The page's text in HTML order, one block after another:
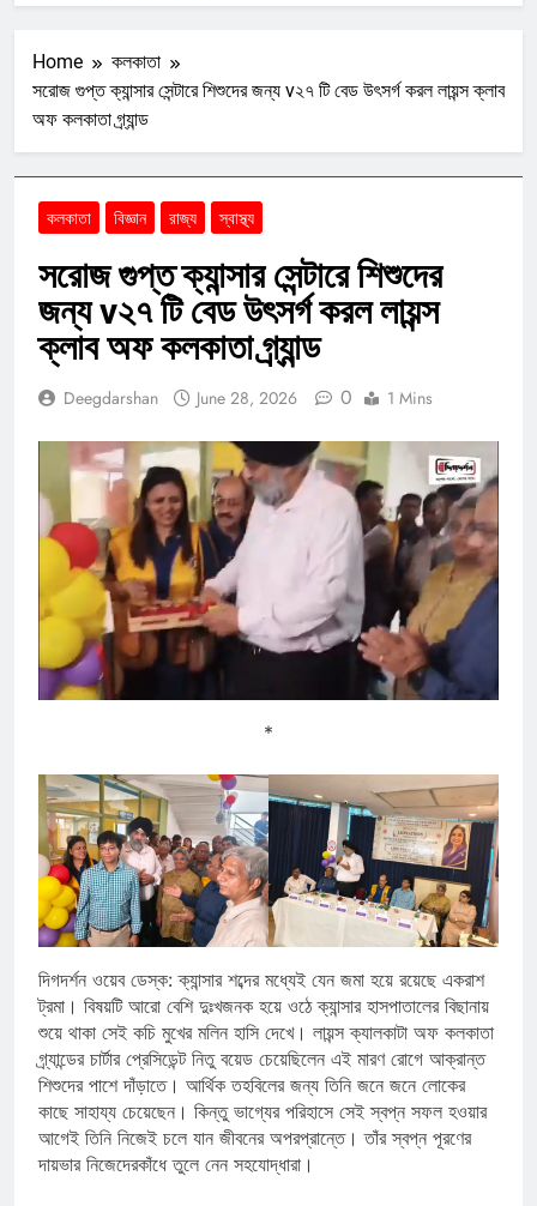
Home
কলকাতা
সরোজ গুপ্ত ক্যান্সার সেন্টারে শিশুদের জন্য v২৭ টি বেড উৎসর্গ করল লায়ন্স ক্লাব
অফ কলকাতা গ্র্যান্ড
কলকাতা বিজ্ঞান রাজ্য স্বাস্থ্য
সরোজ গুপ্ত ক্যান্সার সেন্টারে শিশুদের
জন্য v২৭ টি বেড উৎসর্গ করল লায়ন্স
ক্লাব অফ কলকাতা গ্র্যান্ড
Deegdarshan June 28, 2026 0 1 Mins
*
দিগদর্শন ওয়েব ডেস্ক: ক্যান্সার শব্দের মধ্যেই যেন জমা হয়ে রয়েছে একরাশ
ট্রমা। বিষয়টি আরো বেশি দুঃখজনক হয়ে ওঠে ক্যান্সার হাসপাতালের বিছানায়
শুয়ে থাকা সেই কচি মুখের মলিন হাসি দেখে। লায়ন্স ক্যালকাটা অফ কলকাতা
গ্র্যান্ডের চার্টার প্রেসিডেন্ট নিতু বয়েড চেয়েছিলেন এই মারণ রোগে আক্রান্ত
শিশুদের পাশে দাঁড়াতে। আর্থিক তহবিলের জন্য তিনি জনে জনে লোকের
কাছে সাহায্য চেয়েছেন। কিন্তু ভাগ্যের পরিহাসে সেই স্বপ্ন সফল হওয়ার
আগেই তিনি নিজেই চলে যান জীবনের অপরপ্রান্তে। তাঁর স্বপ্ন পূরণের
দায়ভার নিজেদেরকাঁধে তুলে নেন সহযোদ্ধারা।